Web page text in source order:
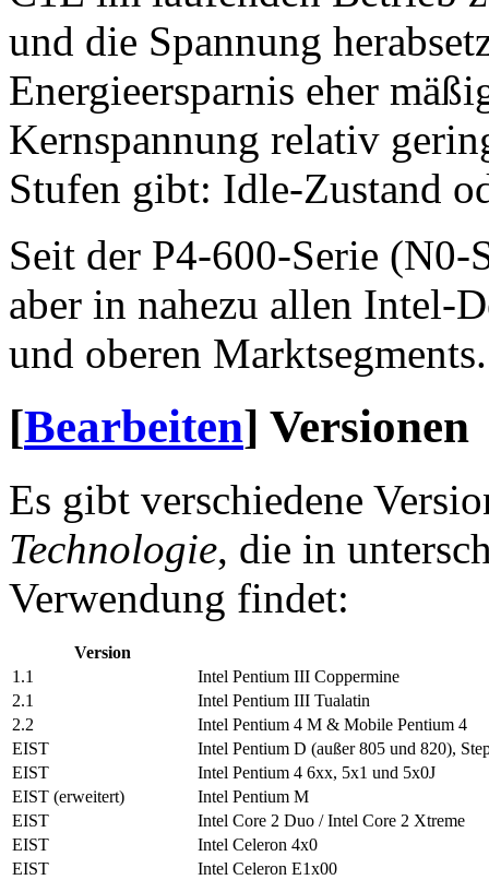
und die Spannung
Energieersparnis eher
Kernspannung relativ
Stufen gibt: Idle-Zustand
Seit der P4-600-Serie (N0-
aber in nahezu allen Intel-
und oberen Marktsegments.
[Bearbeiten] Versionen
Es gibt verschiedene
Technologie, die in
Verwendung findet:
Version
1.1
Intel Pentium III Coppermine
2.1
Intel Pentium III Tualatin
2.2
Intel Pentium 4 M & Mobile Pentium 4
EIST
Intel Pentium D (außer 805 und 820),
EIST
Intel Pentium 4 6xx, 5x1 und 5x0J
EIST (erweitert)
Intel Pentium M
EIST
Intel Core 2 Duo / Intel Core 2 Xtreme
EIST
Intel Celeron 4x0
EIST
Intel Celeron E1x00